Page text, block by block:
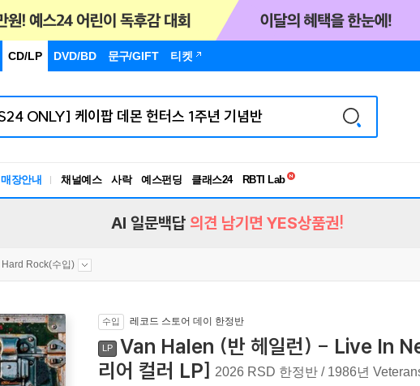
CD/LP DVD/BD 문구/GIFT 티켓
매장안내 채널예스 사락 예스펀딩 클래스24
독서유형검사
AI 일문백답 의견 남기면 YES상품권!
Hard Rock(수입)
수입 레코드 스토어 데이 한정반
LP
Van Halen (반 헤일런) - Live In
리어 컬러 LP] 2026 RSD 한정반 / 1986년